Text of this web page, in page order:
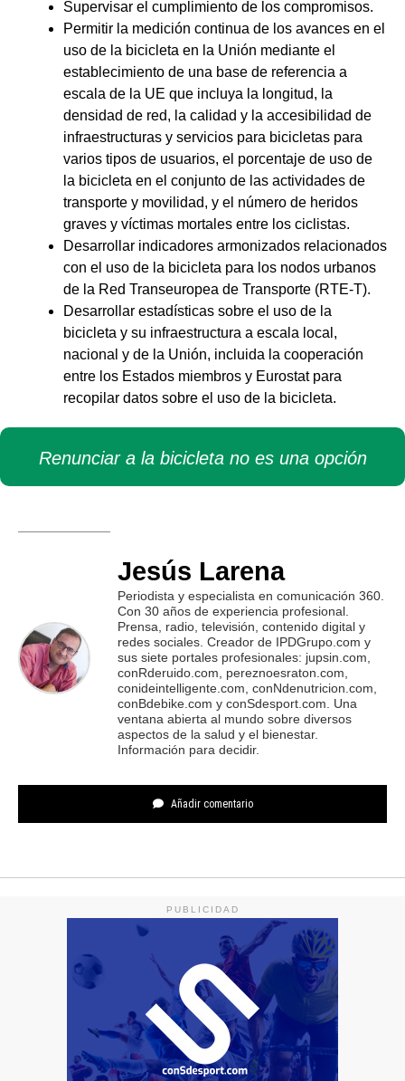
Supervisar el cumplimiento de los compromisos.
Permitir la medición continua de los avances en el
uso de la bicicleta en la Unión mediante el
establecimiento de una base de referencia a
escala de la UE que incluya la longitud, la
densidad de red, la calidad y la accesibilidad de
infraestructuras y servicios para bicicletas para
varios tipos de usuarios, el porcentaje de uso de
la bicicleta en el conjunto de las actividades de
transporte y movilidad, y el número de heridos
graves y víctimas mortales entre los ciclistas.
Desarrollar indicadores armonizados relacionados
con el uso de la bicicleta para los nodos urbanos
de la Red Transeuropea de Transporte (RTE-T).
Desarrollar estadísticas sobre el uso de la
bicicleta y su infraestructura a escala local,
nacional y de la Unión, incluida la cooperación
entre los Estados miembros y Eurostat para
recopilar datos sobre el uso de la bicicleta.
Renunciar a la bicicleta no es una opción
Jesús Larena
Periodista y especialista en comunicación 360.
Con 30 años de experiencia profesional.
Prensa, radio, televisión, contenido digital y
redes sociales. Creador de IPDGrupo.com y
sus siete portales profesionales: jupsin.com,
conRderuido.com, pereznoesraton.com,
conideintelligente.com, conNdenutricion.com,
conBdebike.com y conSdesport.com. Una
ventana abierta al mundo sobre diversos
aspectos de la salud y el bienestar.
Información para decidir.
Añadir comentario
PUBLICIDAD